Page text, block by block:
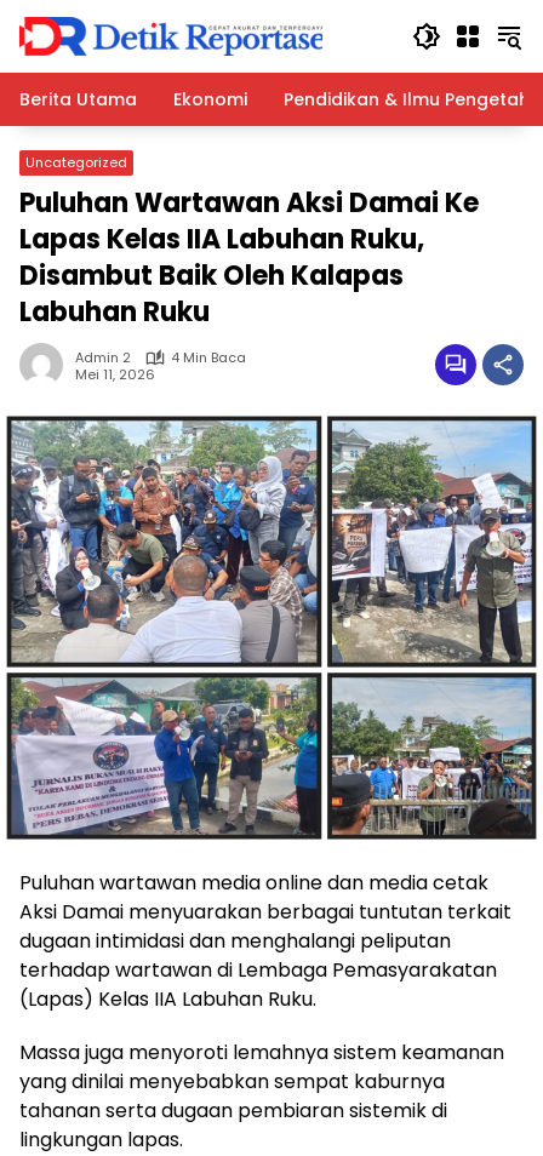
Langsung
konten
Berita Utama
Ekonomi Pendidikan & Ilmu
Uncategorized
Puluhan Wartawan Aksi Damai Ke
Lapas Kelas IIA Labuhan Ruku,
Disambut Baik Oleh Kalapas
Labuhan Ruku
Admin 2
4 Min Baca
Mei 11, 2026
Puluhan wartawan media online dan media cetak
Aksi Damai menyuarakan berbagai tuntutan terkait
dugaan intimidasi dan menghalangi peliputan
terhadap wartawan di Lembaga Pemasyarakatan
(Lapas) Kelas IIA Labuhan Ruku.
‎Massa juga menyoroti lemahnya sistem keamanan
yang dinilai menyebabkan sempat kaburnya
tahanan serta dugaan pembiaran sistemik di
lingkungan lapas.